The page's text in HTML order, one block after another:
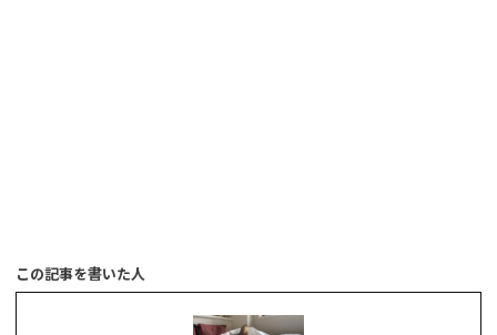
この記事を書いた人